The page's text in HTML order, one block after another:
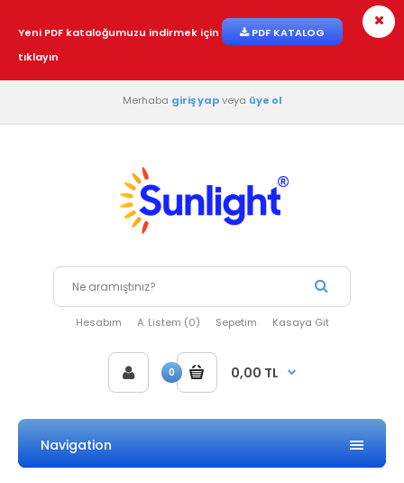
Yeni PDF kataloğumuzu indirmek için
PDF KATALOG
tıklayın
Merhaba giriş yapveya üye ol
Hesabım A. Listem (0) Sepetim Kasaya Git
0 0,00 TL
Navigation